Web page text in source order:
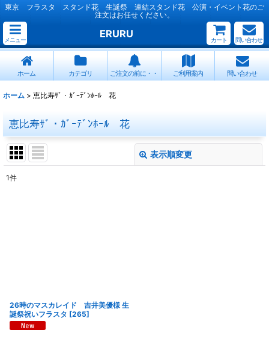
東京 フラスタ スタンド花 生誕祭 連結スタンド花 公演・イベント花のご
注文はお任せください。
メニュー
ERURU
カート 問い合わせ
ホーム カテゴリ ご注文の前に・・ ご利用案内 問い合わせ
ホーム > 恵比寿ｻﾞ・ｶﾞｰﾃﾞﾝﾎｰﾙ 花
恵比寿ｻﾞ・ｶﾞｰﾃﾞﾝﾎｰﾙ 花
表示順変更
1件
26時のマスカレイド 吉井美優様 生
誕祭祝いフラスタ [265]